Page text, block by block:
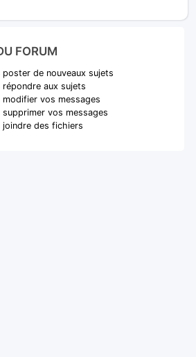
FORUM
poster de nouveaux sujets
répondre aux sujets
modifier vos messages
supprimer vos messages
joindre des fichiers